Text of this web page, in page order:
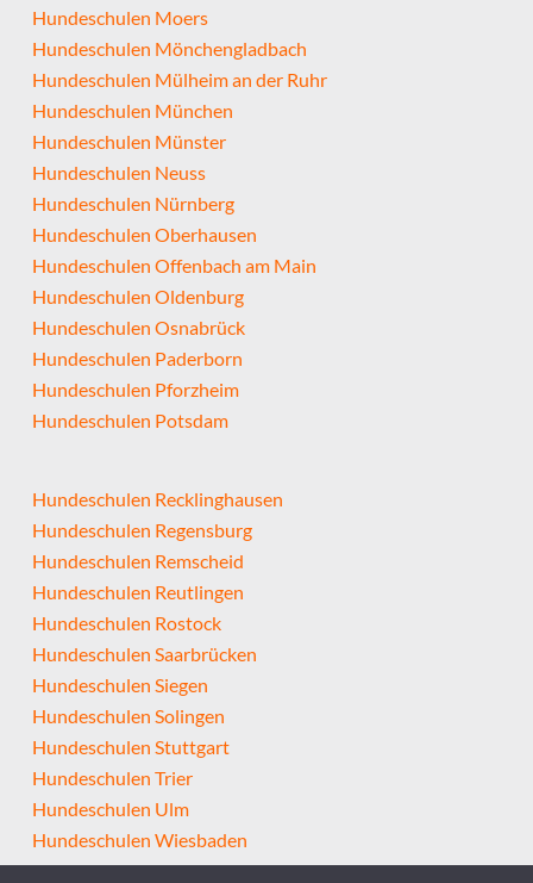
Hundeschulen Moers
Hundeschulen Mönchengladbach
Hundeschulen Mülheim an der Ruhr
Hundeschulen München
Hundeschulen Münster
Hundeschulen Neuss
Hundeschulen Nürnberg
Hundeschulen Oberhausen
Hundeschulen Offenbach am Main
Hundeschulen Oldenburg
Hundeschulen Osnabrück
Hundeschulen Paderborn
Hundeschulen Pforzheim
Hundeschulen Potsdam
Hundeschulen Recklinghausen
Hundeschulen Regensburg
Hundeschulen Remscheid
Hundeschulen Reutlingen
Hundeschulen Rostock
Hundeschulen Saarbrücken
Hundeschulen Siegen
Hundeschulen Solingen
Hundeschulen Stuttgart
Hundeschulen Trier
Hundeschulen Ulm
Hundeschulen Wiesbaden
Hundeschulen Wolfsburg